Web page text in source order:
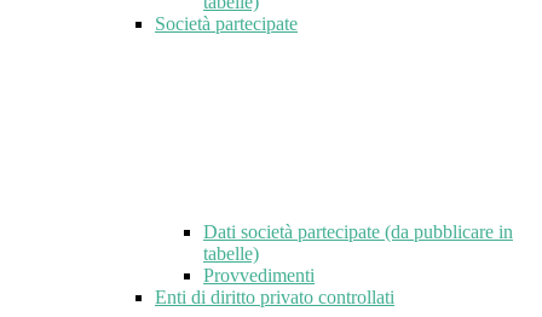
Società partecipate
Dati società partecipate (da pubblicare in
tabelle)
Provvedimenti
Enti di diritto privato controllati